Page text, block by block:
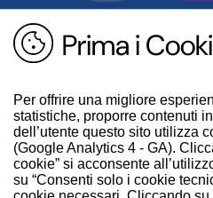
Prima i
Per offrire una migliore
statistiche, proporre contenuti
dell’utente questo sito utilizza
(Google Analytics 4 - GA).
cookie” si acconsente
su “Consenti solo i cookie